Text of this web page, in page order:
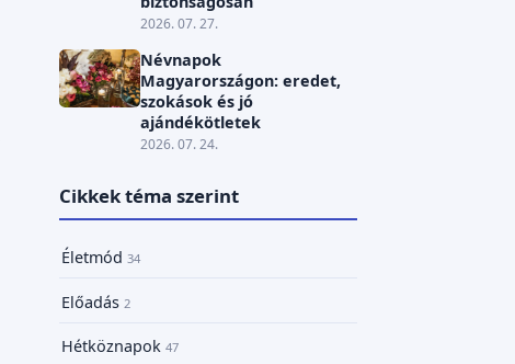
2026. 07. 27.
Névnapok
Magyarországon: eredet,
szokások és jó
ajándékötletek
2026. 07. 24.
Cikkek téma szerint
Életmód 34
Előadás 2
Hétköznapok 47